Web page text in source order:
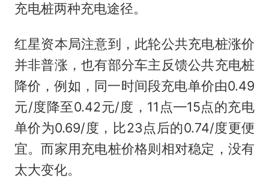
充电桩两种充电途径。
红星资本局注意到，此轮公共充电桩涨价
并非普涨，也有部分车主反馈公共充电桩
降价，例如，同一时间段充电单价由0.49
元/度降至0.42元/度，11点—15点的充电
单价为0.69/度，比23点后的0.74/度更便
宜。而家用充电桩价格则相对稳定，没有
太大变化。